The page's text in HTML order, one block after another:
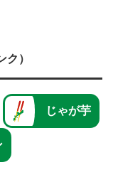
ク）
じゃが芋